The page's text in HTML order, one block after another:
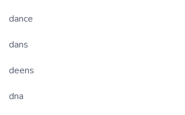
dance
dans
deens
dna